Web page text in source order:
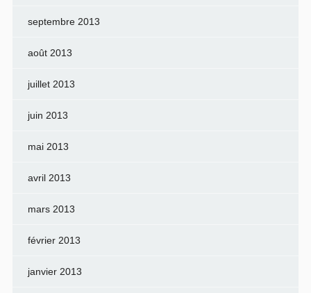
septembre 2013
août 2013
juillet 2013
juin 2013
mai 2013
avril 2013
mars 2013
février 2013
janvier 2013